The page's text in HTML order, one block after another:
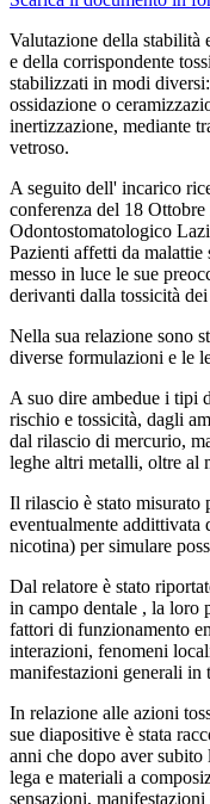
Valutazione della stabilità
e della corrispondente
stabilizzati in modi
ossidazione o
inertizzazione, mediante
vetroso.
A seguito dell' incarico
conferenza del 18
Odontostomatologico
Pazienti affetti da
messo in luce le sue
derivanti dalla tossicità
Nella sua relazione sono
diverse formulazioni e le
A suo dire ambedue i tipi
rischio e tossicità, dagli
dal rilascio di mercurio,
leghe altri metalli, oltre al
Il rilascio è stato misurato
eventualmente
nicotina) per simulare
Dal relatore è stato
in campo dentale , la loro
fattori di funzionamento
interazioni, fenomeni
manifestazioni generali in
In relazione alle azioni
sue diapositive è stata
anni che dopo aver
lega e materiali a
sensazioni,